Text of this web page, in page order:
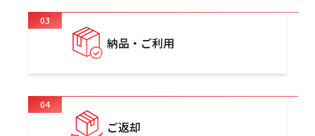
03
納品・ご利用
04
ご返却